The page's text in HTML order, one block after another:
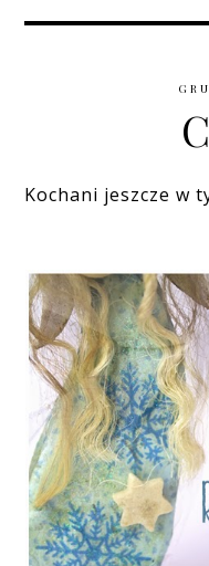
Kochani jeszcze w